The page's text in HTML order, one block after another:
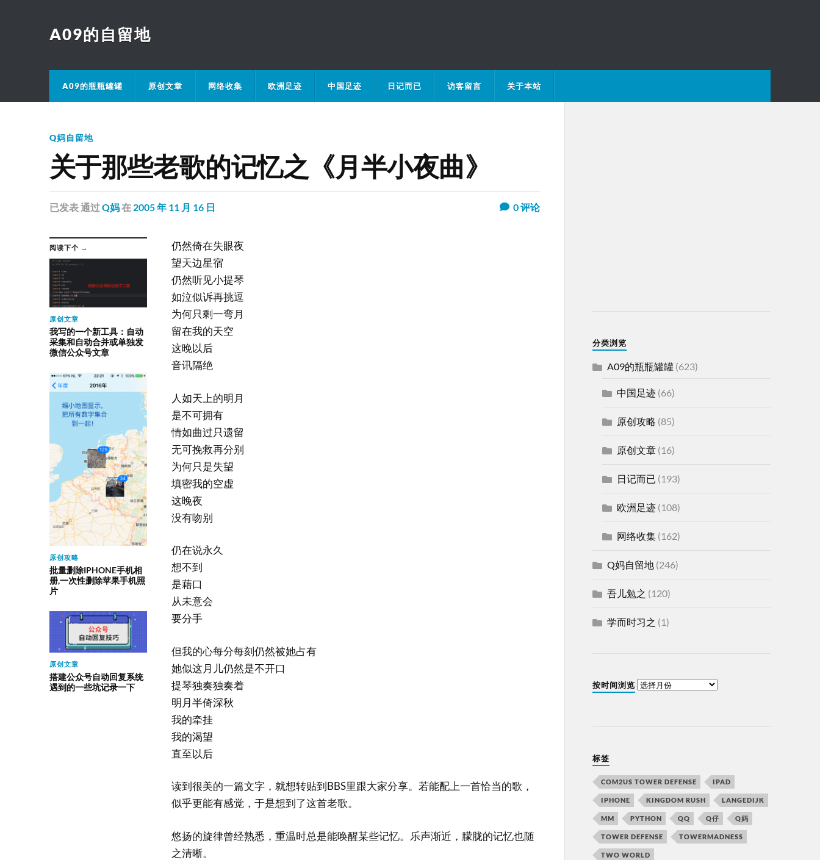
A09的自留地
A09的瓶瓶罐罐 原创文章 网络收集 欧洲足迹 中国足迹 日记而已 访客留言 关于本站
Q妈自留地
关于那些老歌的记忆之《月半小夜曲》
已发表通过Q妈在 2005 年 11 月 16 日 0评论
阅读下个 →
原创文章
我写的一个新工具：自动
采集和自动合并或单独发
微信公众号文章
原创攻略
批量删除IPHONE手机相
册,一次性删除苹果手机照
片
原创文章
搭建公众号自动回复系统
遇到的一些坑记录一下
仍然倚在失眼夜
望天边星宿
仍然听见小提琴
如泣似诉再挑逗
为何只剩一弯月
留在我的天空
这晚以后
音讯隔绝
人如天上的明月
是不可拥有
情如曲过只遗留
无可挽救再分别
为何只是失望
填密我的空虚
这晚夜
没有吻别
仍在说永久
想不到
是藉口
从未意会
要分手
但我的心每分每刻仍然被她占有
她似这月儿仍然是不开口
提琴独奏独奏着
明月半倚深秋
我的牵挂
我的渴望
直至以后
读到很美的一篇文字，就想转贴到BBS里跟大家分享。若能配上一首恰当的歌，
似乎更能有感觉，于是想到了这首老歌。
悠扬的旋律曾经熟悉，重温时总是能唤醒某些记忆。乐声渐近，朦胧的记忆也随
之清晰。
分类浏览
A09的瓶瓶罐罐(623)
中国足迹(66)
原创攻略 (85)
原创文章(16)
日记而已 (193)
欧洲足迹(108)
网络收集(162)
Q妈自留地(246)
吾儿勉之 (120)
学而时习之 (1)
按时间浏览
标签
COM2US TOWER DEFENSE IPAD
IPHONE KINGDOM RUSH LANGEDIJK
MM PYTHON QQ Q仔 Q妈
TOWER DEFENSE TOWERMADNESS
TWO WORLD